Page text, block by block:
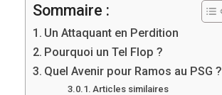
Sommaire :
Un Attaquant en Perdition
Pourquoi un Tel Flop ?
Quel Avenir pour Ramos au PSG ?
Articles similaires